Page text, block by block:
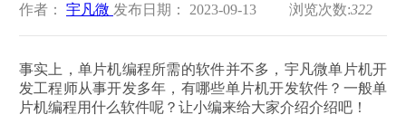
作者： 宇凡微 发布日期： 2023-09-13 浏览次数:322
事实上，单片机编程所需的软件并不多，宇凡微单片机开
发工程师从事开发多年，有哪些单片机开发软件？一般单
片机编程用什么软件呢？让小编来给大家介绍介绍吧！